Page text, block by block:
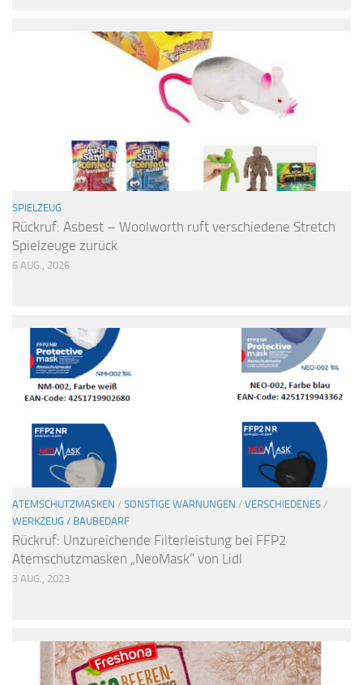
SPIELZEUG
Rückruf: Asbest – Woolworth ruft verschiedene Stretch
Spielzeuge zurück
6 AUG., 2026
ATEMSCHUTZMASKEN / SONSTIGE WARNUNGEN / VERSCHIEDENES /
WERKZEUG / BAUBEDARF
Rückruf: Unzureichende Filterleistung bei FFP2
Atemschutzmasken „NeoMask“ von Lidl
3 AUG., 2023